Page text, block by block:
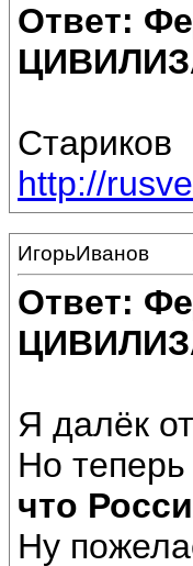
Ответ:
Стариков
http://
ИгорьИванов
Ответ:
Я далёк
Но теперь
что
Ну